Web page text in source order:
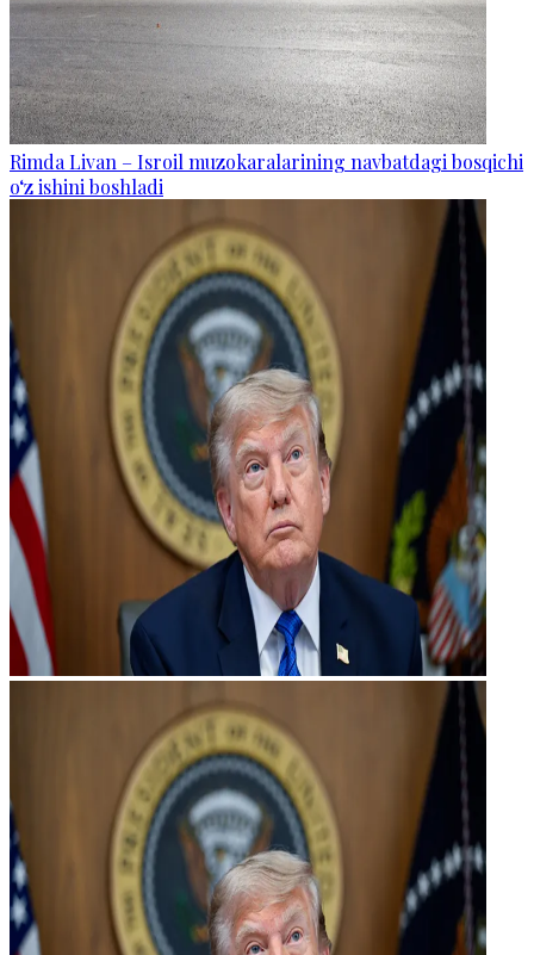
Rimda Livan – Isroil muzokaralarining navbatdagi bosqichi
o‘z ishini boshladi